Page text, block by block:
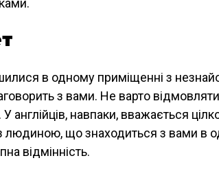
в одному приміщенні з
з вами. Не варто
У англійців, навпаки, вважається
людиною, що знаходиться з вами в
відмінність.